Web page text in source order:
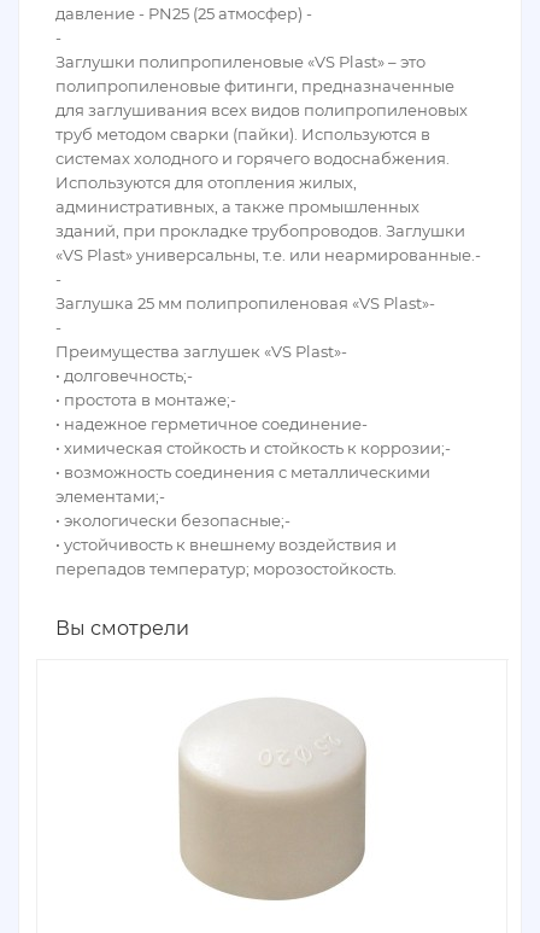
давление - PN25 (25 атмосфер) -
-
Заглушки полипропиленовые «VS Plast» – это
полипропиленовые фитинги, предназначенные
для заглушивания всех видов полипропиленовых
труб методом сварки (пайки). Используются в
системах холодного и горячего водоснабжения.
Используются для отопления жилых,
административных, а также промышленных
зданий, при прокладке трубопроводов. Заглушки
«VS Plast» универсальны, т.е. или неармированные.-
-
Заглушка 25 мм полипропиленовая «VS Plast»-
-
Преимущества заглушек «VS Plast»-
• долговечность;-
• простота в монтаже;-
• надежное герметичное соединение-
• химическая стойкость и стойкость к коррозии;-
• возможность соединения с металлическими
элементами;-
• экологически безопасные;-
• устойчивость к внешнему воздействия и
перепадов температур; морозостойкость.
Вы смотрели